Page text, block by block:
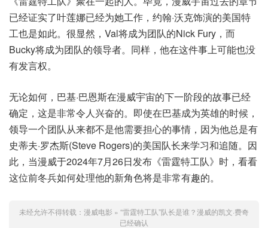
已经证实了叶莲娜已经为她工作，约翰·沃克饰演的美国特
工也是如此。很显然，Val将成为团队的Nick Fury，而
Bucky将成为团队的领导者。同样，他在这件事上可能也没
有发言权。
无论如何，巴基·巴恩斯在漫威宇宙的下一阶段的故事已经
确定，这是非常令人兴奋的。即使在巴基成为英雄的时候，
领导一个团队从来都不是他需要担心的事情，因为他总是有
史蒂夫·罗杰斯(Steve Rogers)的美国队长来学习和追随。因
此，当漫威于2024年7月26日发布《雷霆特工队》时，看看
这位前冬兵如何处理他的新角色将是非常有趣的。
未经允许不得转载： 漫威电影 » “雷霆特工队”队长是谁？漫威的凯文·费奇
已经确认